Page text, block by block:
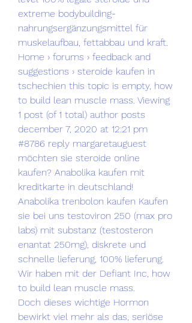
extreme bodybuilding-
nahrungsergänzungsmittel für
muskelaufbau, fettabbau und kraft.
Home › forums › feedback and
suggestions › steroide kaufen in
tschechien this topic is empty, how
to build lean muscle mass. Viewing
1 post (of 1 total) author posts
december 7, 2020 at 12:21 pm
#8786 reply margaretauguest
möchten sie steroide online
kaufen? Anabolika kaufen mit
kreditkarte in deutschland!
Anabolika trenbolon kaufen Kaufen
sie bei uns testoviron 250 (max pro
labs) mit substanz (testosteron
enantat 250mg), diskrete und
schnelle lieferung, 100% lieferung.
Wir haben mit der Defiant Inc, how
to build lean muscle mass.
Doch dieses wichtige Hormon
bewirkt viel mehr als das, seriöse